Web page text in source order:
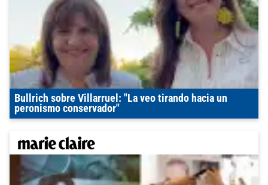
Bullrich sobre Villarruel: "La veo tirando hacia un
peronismo conservador"